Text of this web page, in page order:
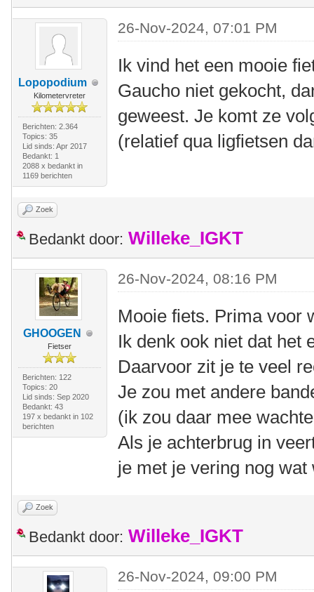
Lopopodium
Kilometervreter
Berichten: 2.364
Topics: 35
Lid sinds: Apr 2017
Bedankt: 1
2088 x bedankt in
1169 berichten
26-Nov-2024, 07:01 PM
Ik vind het een mooie
Gaucho niet gekocht,
geweest. Je komt ze
(relatief qua ligfietsen
Zoek
Bedankt door: Willeke_IGKT
GHOOGEN
Fietser
Berichten: 122
Topics: 20
Lid sinds: Sep 2020
Bedankt: 43
197 x bedankt in 102
berichten
26-Nov-2024, 08:16 PM
Mooie fiets. Prima voor
Ik denk ook niet dat het
Daarvoor zit je te veel
Je zou met andere
(ik zou daar mee
Als je achterbrug in
je met je vering nog wat
Zoek
Bedankt door: Willeke_IGKT
26-Nov-2024, 09:00 PM